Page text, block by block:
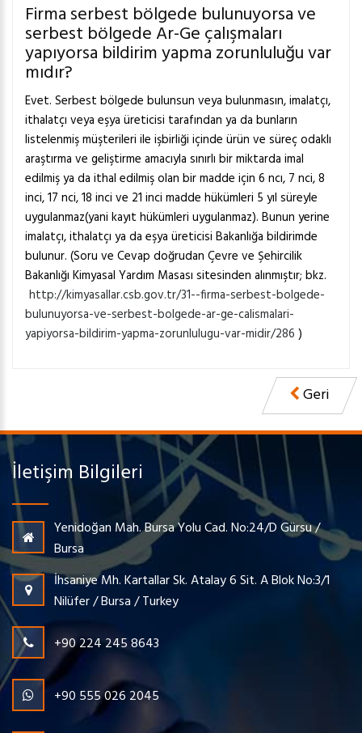
Firma serbest bölgede bulunuyorsa ve
serbest bölgede Ar-Ge çalışmaları
yapıyorsa bildirim yapma zorunluluğu var
mıdır?
Evet. Serbest bölgede bulunsun veya bulunmasın, imalatçı,
ithalatçı veya eşya üreticisi tarafından ya da bunların
listelenmiş müşterileri ile işbirliği içinde ürün ve süreç odaklı
araştırma ve geliştirme amacıyla sınırlı bir miktarda imal
edilmiş ya da ithal edilmiş olan bir madde için 6 ncı, 7 nci, 8
inci, 17 nci, 18 inci ve 21 inci madde hükümleri 5 yıl süreyle
uygulanmaz(yani kayıt hükümleri uygulanmaz). Bunun yerine
imalatçı, ithalatçı ya da eşya üreticisi Bakanlığa bildirimde
bulunur. (Soru ve Cevap doğrudan Çevre ve Şehircilik
Bakanlığı Kimyasal Yardım Masası sitesinden alınmıştır; bkz.
http://kimyasallar.csb.gov.tr/31--firma-serbest-bolgede-
bulunuyorsa-ve-serbest-bolgede-ar-ge-calismalari-
yapiyorsa-bildirim-yapma-zorunlulugu-var-midir/286 )
Geri
İletişim Bilgileri
Yenidoğan Mah. Bursa Yolu Cad. No:24/D Gürsu /
Bursa
İhsaniye Mh. Kartallar Sk. Atalay 6 Sit. A Blok No:3/1
Nilüfer / Bursa / Turkey
+90 224 245 8643
+90 555 026 2045